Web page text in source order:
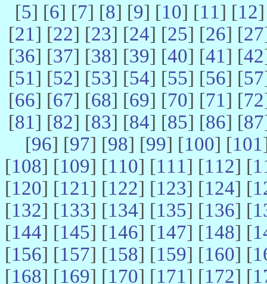
[5] [6] [7] [8] [9] [10] [11] [12
[21] [22] [23] [24] [25] [26] [27
[36] [37] [38] [39] [40] [41] [42
[51] [52] [53] [54] [55] [56] [57
[66] [67] [68] [69] [70] [71] [72
[81] [82] [83] [84] [85] [86] [87
[96] [97] [98] [99] [100] [101
[108] [109] [110] [111] [112] [
[120] [121] [122] [123] [124] [
[132] [133] [134] [135] [136] [
[144] [145] [146] [147] [148] [
[156] [157] [158] [159] [160] [
[168] [169] [170] [171] [172] [